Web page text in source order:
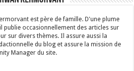
est père de famille. D'une plume
publie occasionnellement des articles sur
sur divers thèmes. Il assure aussi la
du blog et assure la mission de
Manager du site.